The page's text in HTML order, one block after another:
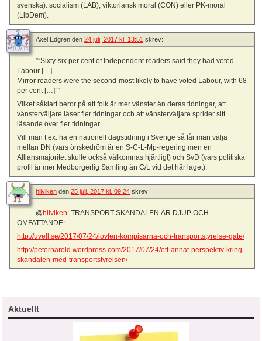
svenska): socialism (LAB), viktoriansk moral (CON) eller PK-moral
(LibDem).
Axel Edgren den 24 juli, 2017 kl. 13:51 skrev:
””Sixty-six per cent of Independent readers said they had voted
Labour […]
Mirror readers were the second-most likely to have voted Labour, with 68
per cent […]””
Vilket såklart beror på att folk är mer vänster än deras tidningar, att
vänsterväljare läser fler tidningar och att vänsterväljare sprider sitt
läsande över fler tidningar.
Vill man t ex. ha en nationell dagstidning i Sverige så får man välja
mellan DN (vars önskedröm är en S-C-L-Mp-regering men en
Alliansmajoritet skulle också välkomnas hjärtligt) och SvD (vars politiska
profil är mer Medborgerlig Samling än C/L vid det här laget).
hllviken den 25 juli, 2017 kl. 09:24 skrev:
@ hllviken: TRANSPORT-SKANDALEN ÄR DJUP OCH
OMFATTANDE:
http://uvell.se/2017/07/24/lovfen-kompisarna-och-transportstyrelse-gate/
http://peterharold.wordpress.com/2017/07/24/ett-annat-perspektiv-kring-
skandalen-med-transportstyrelsen/
Aktuellt